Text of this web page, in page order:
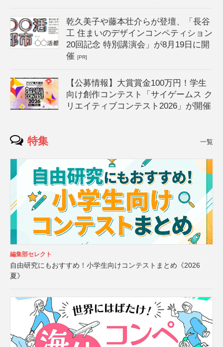
乾久美子や藤本壮介らが登壇、「長谷
工 住まいのデザインコンペティション
20回記念 特別講演会」が8月19日に開
催[PR]
【公募情報】大賞賞金100万円！学生
向け創作コンテスト「サイゲームス ク
リエイティブコンテスト2026」が開催
特集 一覧
編集部セレクト
自由研究にもおすすめ！小学生向けコンテストまとめ《2026
夏》